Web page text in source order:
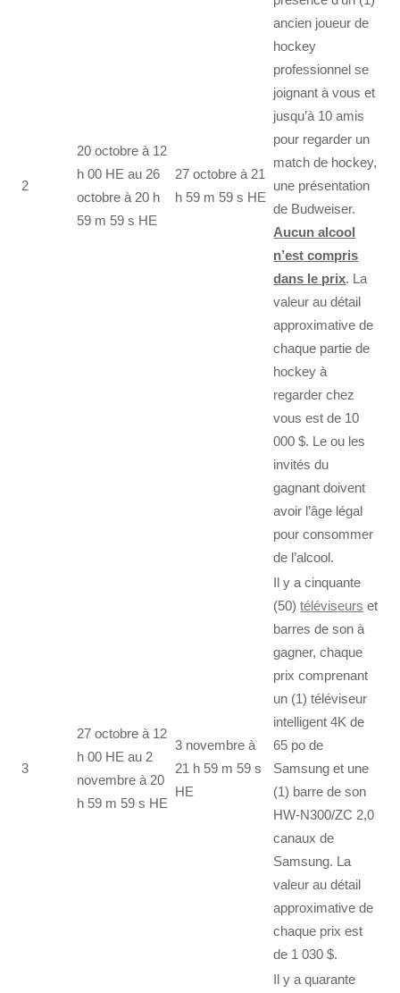
2
20 octobre à 12
h 00 HE au 26
octobre à 20 h
59 m 59 s HE
27 octobre à 21
h 59 m 59 s HE
ancien joueur de
hockey
professionnel se
joignant à vous et
jusqu’à 10 amis
pour regarder un
match de hockey,
une présentation
de Budweiser.
Aucun alcool
n’est compris
dans le prix. La
valeur au détail
approximative de
chaque partie de
hockey à
regarder chez
vous est de 10
000 $. Le ou les
invités du
gagnant doivent
avoir l’âge légal
pour consommer
de l’alcool.
3
27 octobre à 12
h 00 HE au 2
novembre à 20
h 59 m 59 s HE
3 novembre à
21 h 59 m 59 s
HE
Il y a cinquante
(50)téléviseurs et
barres de son à
gagner, chaque
prix comprenant
un (1) téléviseur
intelligent 4K de
65 po de
Samsung et une
(1) barre de son
HW-N300/ZC 2,0
canaux de
Samsung. La
valeur au détail
approximative de
chaque prix est
de 1 030 $.
Il y a quarante